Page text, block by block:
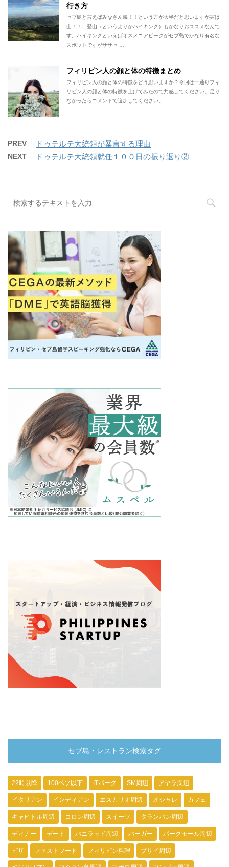
行き方
セブ島と言えばみなさん海！！という方が大半だと思いますが実は
山！！、登山（というよりかハイキング）もかなりおススメなんで
す。ハイキングといえばオスメニアピークがセブ島でかなり有名な
スポットですがササセ …
フィリピン人の顔と体の特徴まとめ
フィリピン人の顔と体の特徴をどう思いますか？今回は一通りフィ
リピン人の顔と体の特徴を上げてみたので共感してください。足り
なかったらコメントで追加してください。
PREV ドゥテルテ大統領が暴言する理由
NEXT ドゥテルテ大統領就任１００日の振り返り②
セブ島・レストラン検索タグ
22時以降 100ペソ以下 ITパーク SM周辺 アヤラ周辺
イタリアン インディアン エスカリオ周辺 オシャレ カフェ
キャピトル周辺 コロン周辺 スイーツ タランバン周辺
ディナー デート バニラッド周辺 バーガー パークモール周辺
ピザ ファストフード フィリピン料理 ブサイ周辺